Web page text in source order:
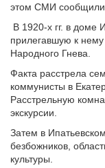
этом СМИ сообщили
В 1920-х гг. в доме
прилегавшую к
Народного Гнева.
Факта расстрела
коммунисты в
Расстрельную
экскурсии.
Затем в
безбожников,
культуры.